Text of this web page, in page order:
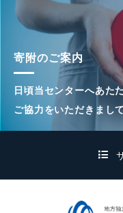
寄附のご案内
日頃当センターへあた
ご協力をいただきまし